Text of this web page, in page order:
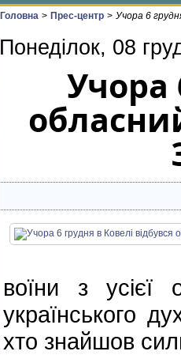
Головна > Прес-центр > Учора 6
Понеділок, 08
Учора
воїни з усієї
українського
хто знайшов